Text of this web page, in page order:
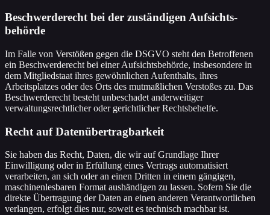
Beschwerde­recht bei der zuständigen Aufsichts­
behörde
Im Falle von Verstößen gegen die DSGVO steht den Betroffenen
ein Beschwerderecht bei einer Aufsichtsbehörde, insbesondere in
dem Mitgliedstaat ihres gewöhnlichen Aufenthalts, ihres
Arbeitsplatzes oder des Orts des mutmaßlichen Verstoßes zu. Das
Beschwerderecht besteht unbeschadet anderweitiger
verwaltungsrechtlicher oder gerichtlicher Rechtsbehelfe.
Recht auf Daten­übertrag­barkeit
Sie haben das Recht, Daten, die wir auf Grundlage Ihrer
Einwilligung oder in Erfüllung eines Vertrags automatisiert
verarbeiten, an sich oder an einen Dritten in einem gängigen,
maschinenlesbaren Format aushändigen zu lassen. Sofern Sie die
direkte Übertragung der Daten an einen anderen Verantwortlichen
verlangen, erfolgt dies nur, soweit es technisch machbar ist.